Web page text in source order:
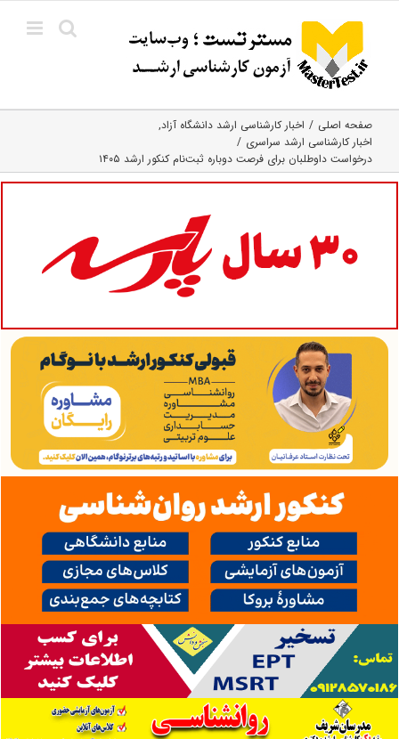
content
صفحه اصلی
اخبار کارشناسی ارشد دانشگاه آزاد
اخبار کارشناسی ارشد سراسری
درخواست داوطلبان برای فرصت دوباره ثبت‌نام کنکور ارشد ۱۴۰۵